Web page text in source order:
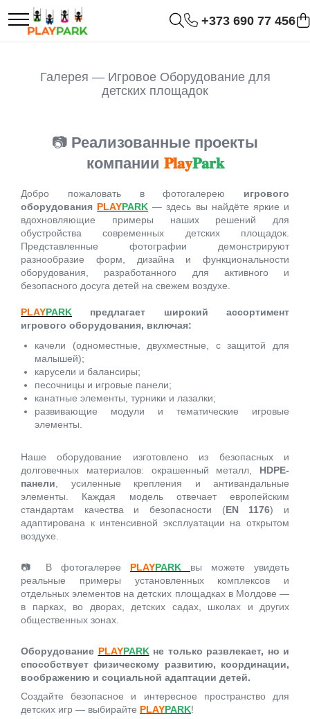
Игровые Комплексы
PREMIUM
ROBINIA
WOOD (для дома и дачи)
Игровые комплексы для
Помещений
Спорт - Фитнес
Уличные тренажеры
комплексы
Силовые тренажеры
FBarbell
Для спортивных
площадок
Для спортивных залов
Игровое Оборудование
Детские качели для
улицы
Качалки на пружине
Карусели
Горки для детей
Детские песочницы
Игровые домики
Детские столики и
скамейки
Доски для рисования
Ограждения
Оборудование для
детских садов
Павильоны для детских
Комплектующие / Аксессуары
Подвесные качели для
детей
Кольца /Трапеция
Игровые аксессуары
Конструкционные
элементы
+373 690 77 456
Галерея — Игровое Оборудование для
детских площадок
📷 Реализованные проекты
компании 𝐏𝐥𝐚𝐲𝐏𝐚𝐫𝐤
Добро пожаловать в фотогалерею игрового
оборудования PLAYPARK — здесь вы найдёте яркие и
вдохновляющие примеры наших решений для
обустройства современных детских площадок.
Представленные фотографии демонстрируют
разнообразие форм, дизайна и функциональности
оборудования, разработанного для активного и
безопасного досуга детей на свежем воздухе.
PLAYPARK
предлагает широкий ассортимент
игрового оборудования, включая:
качели (одноместные, двухместные, с защитой для
малышей);
карусели и балансиры;
песочницы и игровые панели;
канатные элементы, турники и лазалки;
развивающие модули и тематические игровые
элементы.
Наше оборудование изготовлено из безопасных и
долговечных материалов: окрашенный металл,
HDPE-
панели , усиленные крепления и антивандальные
элементы. Каждая модель отвечает европейским
стандартам качества и безопасности (EN 1176) и
адаптирована к интенсивной эксплуатации на открытом
воздухе.
📷 В фотогалерее PLAYPARK вы можете увидеть
реальные примеры установленных комплексов и
отдельных элементов на детских площадках в Молдове —
в парках, во дворах, детских садах, школах и других
общественных зонах.
Оборудование PLAYPARKне только развлекает, но и
способствует физическому развитию, координации,
воображению и социальной адаптации детей.
Создайте безопасное и интересное пространство для
детских игр — выбирайте PLAYPARK!